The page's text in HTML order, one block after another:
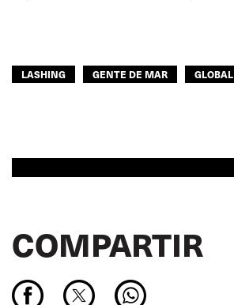
LASHING GENTE DE MAR GLOBAL
COMPARTIR